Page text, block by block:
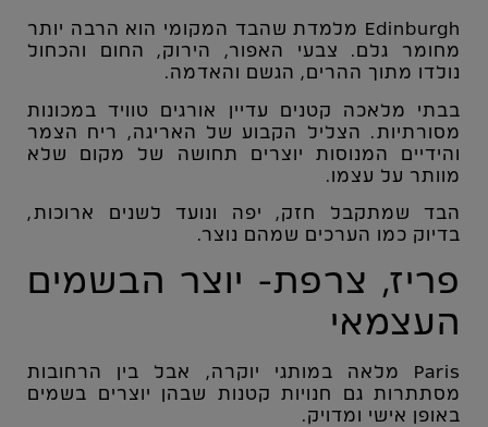
Edinburgh
מלמדת שהבד המקומי הוא הרבה יותר
מחומר גלם. צבעי האפור, הירוק, החום והכחול
נולדו מתוך ההרים, הגשם והאדמה.
בבתי מלאכה קטנים עדיין אורגים טוויד במכונות
מסורתיות. הצליל הקבוע של האריגה, ריח הצמר
והידיים המנוסות יוצרים תחושה של מקום שלא
מוותר על עצמו.
הבד שמתקבל חזק, יפה ונועד לשנים ארוכות,
בדיוק כמו הערכים שמהם נוצר.
פריז, צרפת- יוצר הבשמים
העצמאי
Paris
מלאה במותגי יוקרה, אבל בין הרחובות
מסתתרות גם חנויות קטנות שבהן יוצרים בשמים
באופן אישי ומדויק.